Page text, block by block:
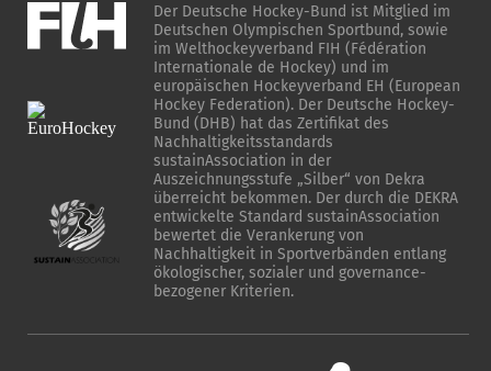
Der Deutsche Hockey-Bund ist Mitglied im
Deutschen Olympischen Sportbund, sowie
im Welthockeyverband FIH (Fédération
Internationale de Hockey) und im
europäischen Hockeyverband EH (European
Hockey Federation). Der Deutsche Hockey-
Bund (DHB) hat das Zertifikat des
Nachhaltigkeitsstandards
sustainAssociation in der
Auszeichnungsstufe „Silber“ von Dekra
überreicht bekommen. Der durch die DEKRA
entwickelte Standard sustainAssociation
bewertet die Verankerung von
Nachhaltigkeit in Sportverbänden entlang
ökologischer, sozialer und governance-
bezogener Kriterien.